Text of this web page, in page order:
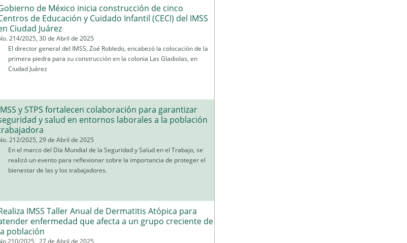
de México inicia construcción de cinco
de Educación y Cuidado Infantil (CECI) del IMSS
Ciudad Juárez
214/2025, 30 de Abril de 2025
El director general del IMSS, Zoé Robledo, encabezó la colocación de la
primera piedra para su construcción en la colonia Las Gladiolas, en
Ciudad Juárez
y STPS fortalecen colaboración para garantizar
y salud en entornos laborales a la población
212/2025, 29 de Abril de 2025
En el marco del Día Mundial de la Seguridad y Salud en el Trabajo, se
realizó un evento para reflexionar sobre la importancia de proteger el
bienestar de las y los trabajadores.
IMSS Taller Anual de Dermatitis Atópica para
enfermedad que afecta a un grupo creciente de
población